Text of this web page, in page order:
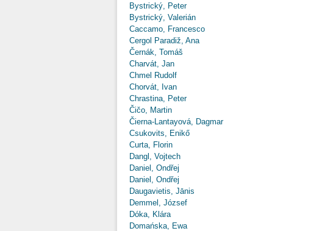
Bystrický, Peter
Bystrický, Valerián
Caccamo, Francesco
Cergol Paradiž, Ana
Černák, Tomáš
Charvát, Jan
Chmel Rudolf
Chorvát, Ivan
Chrastina, Peter
Čičo, Martin
Čierna-Lantayová, Dagmar
Csukovits, Enikő
Curta, Florin
Dangl, Vojtech
Daniel, Ondřej
Daniel, Ondřej
Daugavietis, Jānis
Demmel, József
Dóka, Klára
Domańska, Ewa